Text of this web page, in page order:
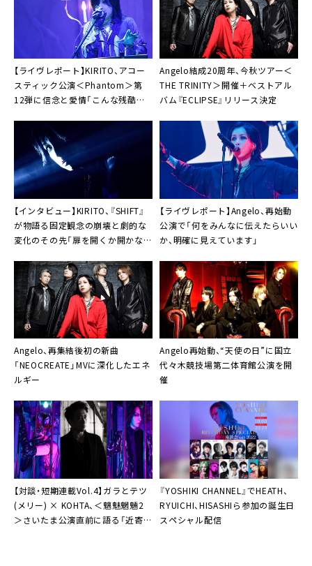
【ライヴレポート】KIRITO、アコー
スティック公演＜Phantom＞第
12弾に信念と愛情「こんな残酷な
Angelo結成20周年、今秋ツアー＜
THE TRINITY＞開催＋ベストアル
バム『ECLIPSE』リリース決定
【インタビュー】KIRITO、『SHIFT』
が物語る固定観念の崩壊と劇的な
変化のその先「扉を開くか開かない
【ライヴレポート】Angelo、再始動
公演で「何をみんなに伝えたらいい
か、明確に見えています」
Angelo、再集結後初の新曲
「NEOCREATE」MVに深化したエネ
ルギー
Angelo再始動、“天使の日”に国立
代々木競技場第二体育館公演を開
催
【対談・短期連載Vol.4】ガラとテツ
(メリー) × KOHTA、＜魑魅魍魎2
＞さいたま公演直前に語る「近寄れ
『YOSHIKI CHANNEL 』でHEATH、
RYUICHI、HISASHIら参加の誕生日
スペシャル配信